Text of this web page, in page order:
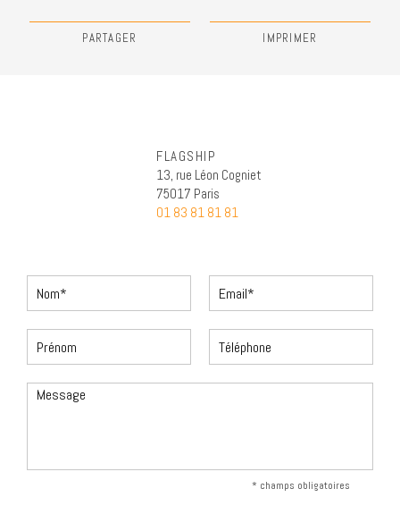
PARTAGER IMPRIMER
FLAGSHIP
13, rue Léon Cogniet
75017 Paris
01 83 81 81 81
* champs obligatoires